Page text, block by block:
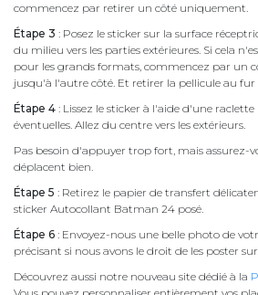
commencez par retirer un côté uniquement.
Étape 3 : Posez le sticker sur la surface
du milieu vers les parties extérieures. Si cela
pour les grands formats, commencez par un
jusqu'à l'autre côté. Et retirer la pellicule au fur
Étape 4 : Lissez le sticker à l'aide d'une
éventuelles. Allez du centre vers les extérieurs.
Pas besoin d'appuyer trop fort, mais assurez-
déplacent bien.
Étape 5 : Retirez le papier de transfert
sticker Autocollant Batman 24 posé.
Étape 6 : Envoyez-nous une belle photo de
précisant si nous avons le droit de les poster
Découvrez aussi notre nouveau site dédié à la